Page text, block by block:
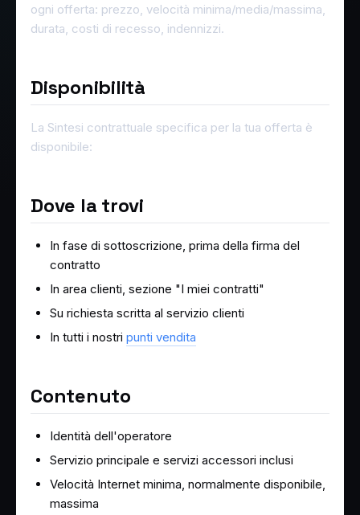
ogni offerta: prezzo, velocità minima/media/massima,
durata, costi di recesso, indennizzi.
Disponibilità
La Sintesi contrattuale specifica per la tua offerta è
disponibile:
Dove la trovi
In fase di sottoscrizione, prima della firma del
contratto
In area clienti, sezione "I miei contratti"
Su richiesta scritta al servizio clienti
In tutti i nostri punti vendita
Contenuto
Identità dell'operatore
Servizio principale e servizi accessori inclusi
Velocità Internet minima, normalmente disponibile,
massima